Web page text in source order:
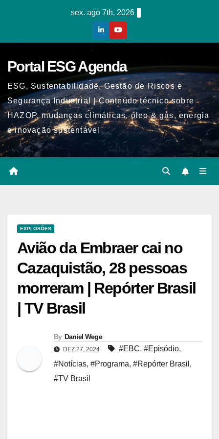
sex. ago 7th, 2026
Portal ESG Agenda
ESG, Sustentabilidade, Gestão de Riscos e
Segurança Industrial | Conteúdo técnico sobre
HAZOP, mudanças climáticas, óleo & gás, energia
e inovação sustentável
EXPLOSÕES
Avião da Embraer cai no
Cazaquistão, 28 pessoas
morreram | Repórter Brasil
| TV Brasil
By Daniel Wege
DEZ 27, 2024 #EBC, #Episódio,
#Notícias, #Programa, #Repórter Brasil ,
#TV Brasil